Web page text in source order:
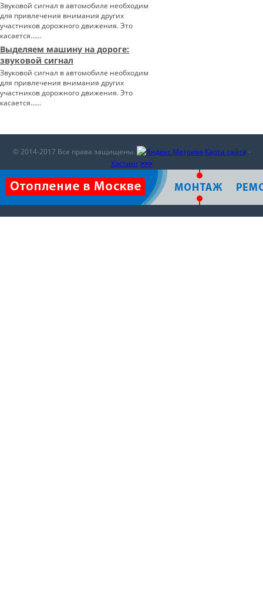
Звуковой сигнал в автомобиле необходим
для привлечения внимания других
участников дорожного движения. Это
касается…...
Выделяем машину на дороге:
звуковой сигнал
Звуковой сигнал в автомобиле необходим
для привлечения внимания других
участников дорожного движения. Это
касается…...
© 2014-2017 Все права защищены. Карта сайта -
Хостинг >>>